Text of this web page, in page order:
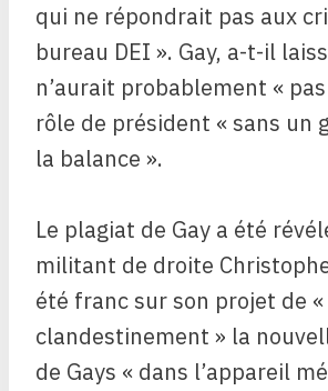
qui ne répondrait pas aux
bureau DEI ». Gay, a-t-il
n’aurait probablement «
rôle de président « sans un
la balance ».
Le plagiat de Gay a été
militant de droite
été franc sur son projet de
clandestinement » la
de Gays « dans l’appareil